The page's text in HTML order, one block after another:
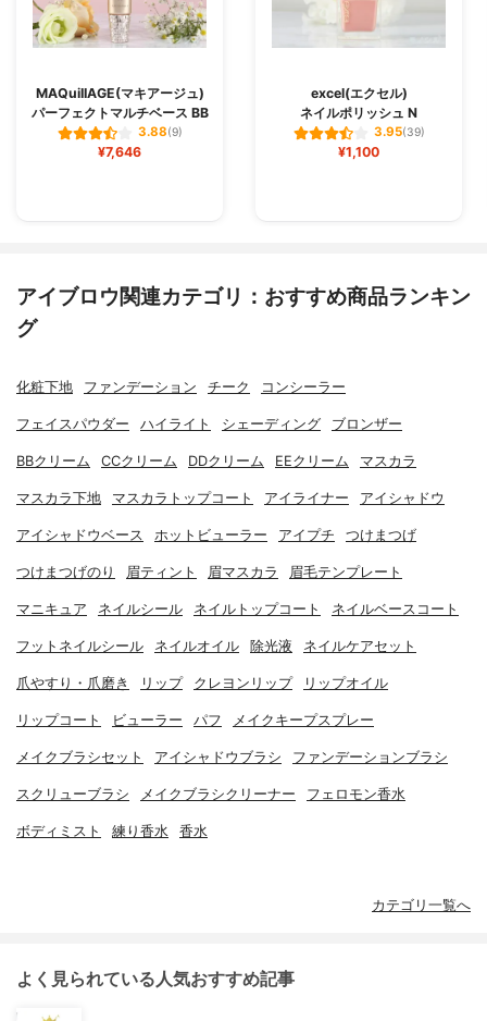
MAQuiIIAGE(マキアージュ)
パーフェクトマルチベース BB
3.88(9)
¥7,646
excel(エクセル)
ネイルポリッシュ N
3.95(39)
¥1,100
アイブロウ関連カテゴリ：おすすめ商品ランキン
グ
化粧下地 ファンデーション チーク コンシーラー
フェイスパウダー ハイライト シェーディング ブロンザー
BBクリーム CCクリーム DDクリーム EEクリーム マスカラ
マスカラ下地 マスカラトップコート アイライナー アイシャドウ
アイシャドウベース ホットビューラー アイプチ つけまつげ
つけまつげのり 眉ティント 眉マスカラ 眉毛テンプレート
マニキュア ネイルシール ネイルトップコート ネイルベースコート
フットネイルシール ネイルオイル 除光液 ネイルケアセット
爪やすり・爪磨き リップ クレヨンリップ リップオイル
リップコート ビューラー パフ メイクキープスプレー
メイクブラシセット アイシャドウブラシ ファンデーションブラシ
スクリューブラシ メイクブラシクリーナー フェロモン香水
ボディミスト 練り香水 香水
カテゴリ一覧へ
よく見られている人気おすすめ記事